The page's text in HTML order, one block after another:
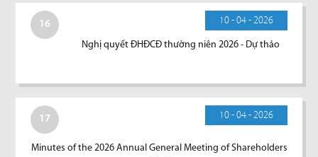
16 10 - 04 - 2026
Nghị quyết ĐHĐCĐ thường niên 2026 - Dự thảo
17 10 - 04 - 2026
Minutes of the 2026 Annual General Meeting of Shareholders